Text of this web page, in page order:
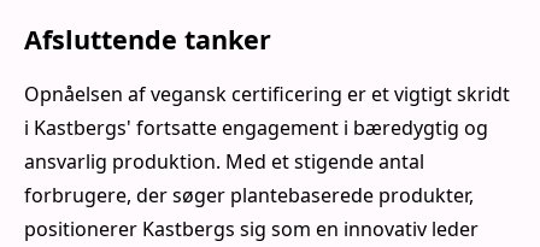
Afsluttende tanker
Opnåelsen af vegansk certificering er et vigtigt skridt
i Kastbergs' fortsatte engagement i bæredygtig og
ansvarlig produktion. Med et stigende antal
forbrugere, der søger plantebaserede produkter,
positionerer Kastbergs sig som en innovativ leder